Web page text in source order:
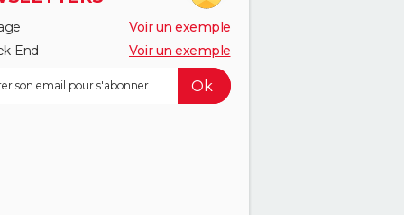
Voir un exemple
End
Voir un exemple